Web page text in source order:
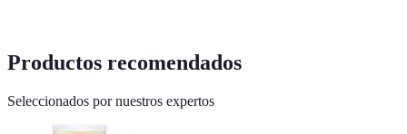
Productos recomendados
Seleccionados por nuestros expertos